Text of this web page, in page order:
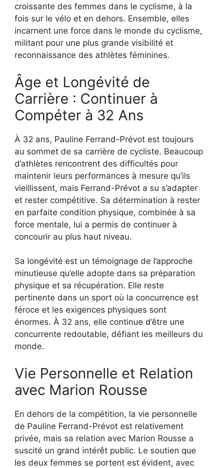
croissante des femmes dans le cyclisme, à la
fois sur le vélo et en dehors. Ensemble, elles
incarnent une force dans le monde du cyclisme,
militant pour une plus grande visibilité et
reconnaissance des athlètes féminines.
Âge et Longévité de
Carrière : Continuer à
Compéter à 32 Ans
À 32 ans, Pauline Ferrand-Prévot est toujours
au sommet de sa carrière de cycliste. Beaucoup
d’athlètes rencontrent des difficultés pour
maintenir leurs performances à mesure qu’ils
vieillissent, mais Ferrand-Prévot a su s’adapter
et rester compétitive. Sa détermination à rester
en parfaite condition physique, combinée à sa
force mentale, lui a permis de continuer à
concourir au plus haut niveau.
Sa longévité est un témoignage de l’approche
minutieuse qu’elle adopte dans sa préparation
physique et sa récupération. Elle reste
pertinente dans un sport où la concurrence est
féroce et les exigences physiques sont
énormes. À 32 ans, elle continue d’être une
concurrente redoutable, défiant les meilleurs du
monde.
Vie Personnelle et Relation
avec Marion Rousse
En dehors de la compétition, la vie personnelle
de Pauline Ferrand-Prévot est relativement
privée, mais sa relation avec Marion Rousse a
suscité un grand intérêt public. Le soutien que
les deux femmes se portent est évident, avec